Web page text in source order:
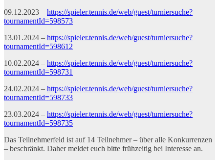
09.12.2023 – https://spieler.tennis.de/web/guest/turniersuche?
tournamentId=598573
13.01.2024 – https://spieler.tennis.de/web/guest/turniersuche?
tournamentId=598612
10.02.2024 – https://spieler.tennis.de/web/guest/turniersuche?
tournamentId=598731
24.02.2024 – https://spieler.tennis.de/web/guest/turniersuche?
tournamentId=598733
23.03.2024 – https://spieler.tennis.de/web/guest/turniersuche?
tournamentId=598735
Das Teilnehmerfeld ist auf 14 Teilnehmer – über alle Konkurrenzen
– beschränkt. Daher meldet euch bitte frühzeitig bei Interesse an.